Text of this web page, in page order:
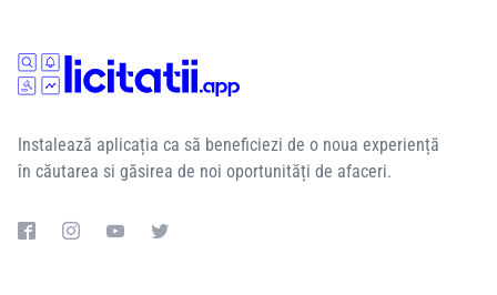
Instalează aplicația ca să beneficiezi de o noua experiență
în căutarea si găsirea de noi oportunități de afaceri.